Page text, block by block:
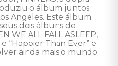
o álbum juntos
Angeles. Este álbum
dois álbuns de
WE ALL FALL ASLEEP,
“Happier Than Ever” e
ainda mais o mundo